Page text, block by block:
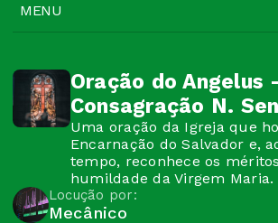
MENU
Oração do Angelus -
Consagração N.
Uma oração da Igreja que
Encarnação do Salvador e,
tempo, reconhece os
humildade da Virgem Maria.
Locução por:
Mecânico